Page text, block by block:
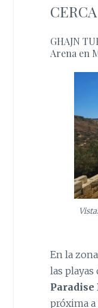
GHAJN
Arena en
En la
las playas
Paradise
próxima